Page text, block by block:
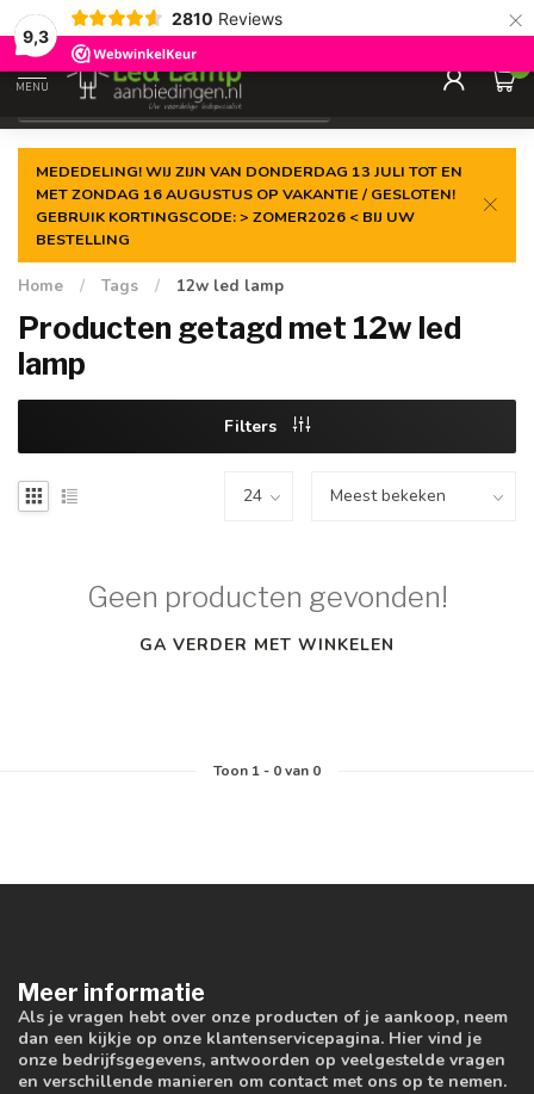
9,3
2810 Reviews ×
Gegarandeerde delaagste prijs
MENU
0
MEDEDELING! WIJ ZIJN VAN DONDERDAG 13 JULI TOT EN
MET ZONDAG 16 AUGUSTUS OP VAKANTIE / GESLOTEN!
GEBRUIK KORTINGSCODE: > ZOMER2026 < BIJ UW
BESTELLING
Home / Tags / 12w led lamp
Producten getagd met 12w led
lamp
Filters
Geen producten gevonden!
GA VERDER MET WINKELEN
Toon 1- 0van 0
Meer informatie
Als je vragen hebt over onze producten of je aankoop, neem
dan een kijkje op onze klantenservicepagina. Hier vind je
onze bedrijfsgegevens, antwoorden op veelgestelde vragen
en verschillende manieren om contact met ons op te nemen.